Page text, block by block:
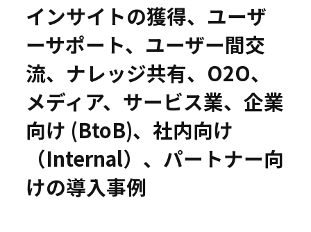
事例
セミナー
お役立ち情報
インサイトの獲得、ユーザ
ーサポート、ユーザー間交
流、ナレッジ共有、O2O、
メディア、サービス業、企業
向け (BtoB)、社内向け
（Internal）、パートナー向
けの導入事例